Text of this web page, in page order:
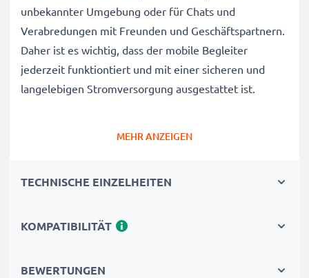
unbekannter Umgebung oder für Chats und
Verabredungen mit Freunden und Geschäftspartnern.
Daher ist es wichtig, dass der mobile Begleiter
jederzeit funktiontiert und mit einer sicheren und
langelebigen Stromversorgung ausgestattet ist.
Smartphone entwickelt.
genug Power für die täglichen, kleinen und großen
MEHR ANZEIGEN
TECHNISCHE EINZELHEITEN
KOMPATIBILITÄT
BEWERTUNGEN